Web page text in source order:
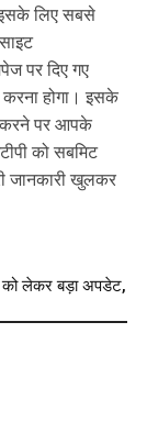
इसके लिए सबसे
पर दिए गए
होगा। इसके
करने पर आपके
को सबमिट
जानकारी खुलकर
को लेकर बड़ा अपडेट,